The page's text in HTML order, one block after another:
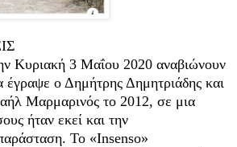
Κυριακή 3 Μαΐου 2020 αναβιώνουν
έγραψε ο Δημήτρης Δημητριάδης και
Μαρμαρινός το 2012, σε μια
ήταν εκεί και την
Το «Insenso»